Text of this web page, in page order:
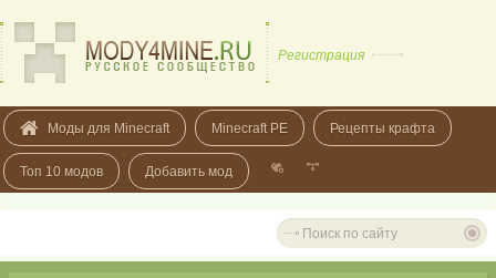
Регистрация
Моды для Minecraft Minecraft PE Рецепты крафта
Топ 10 модов Добавить мод